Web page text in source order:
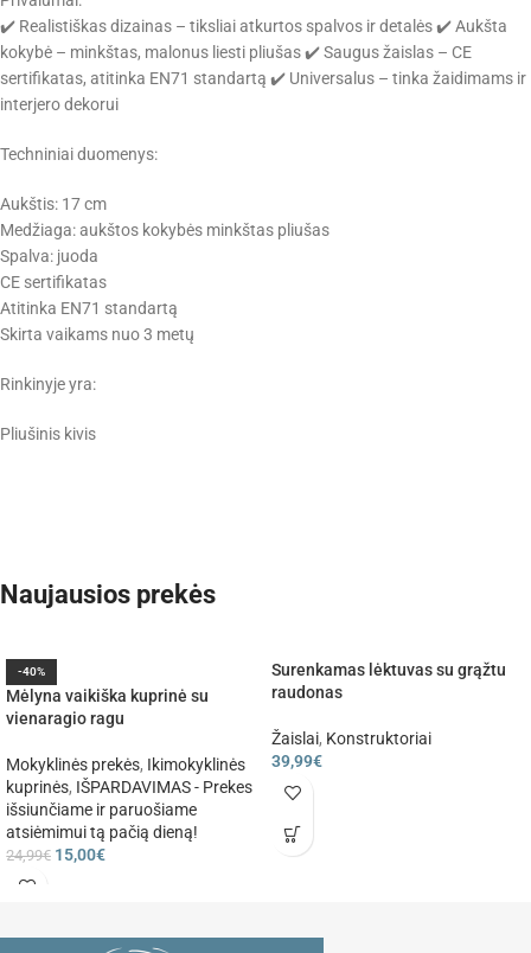
✔️ Realistiškas dizainas – tiksliai atkurtos spalvos ir detalės ✔️ Aukšta
kokybė – minkštas, malonus liesti pliušas ✔️ Saugus žaislas – CE
sertifikatas, atitinka EN71 standartą ✔️ Universalus – tinka žaidimams ir
interjero dekorui
Techniniai duomenys:
Aukštis: 17 cm
Medžiaga: aukštos kokybės minkštas pliušas
Spalva: juoda
CE sertifikatas
Atitinka EN71 standartą
Skirta vaikams nuo 3 metų
Rinkinyje yra:
Pliušinis kivis
Naujausios prekės
-40%
Mėlyna vaikiška kuprinė su
vienaragio ragu
Mokyklinės prekės, Ikimokyklinės
kuprinės, IŠPARDAVIMAS - Prekes
išsiunčiame ir paruošiame
atsiėmimui tą pačią dieną!
24,99€ 15,00€
Surenkamas lėktuvas su grąžtu
raudonas
Žaislai, Konstruktoriai
39,99€